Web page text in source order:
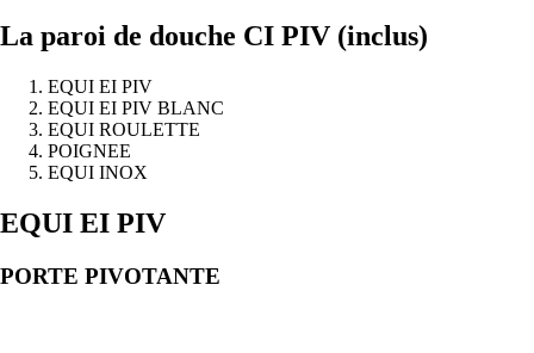
La paroi de douche CI PIV (inclus)
EQUI EI PIV
EQUI EI PIV BLANC
EQUI ROULETTE
POIGNEE
EQUI INOX
Précédent
Suivant
EQUI EI PIV
PORTE PIVOTANTE